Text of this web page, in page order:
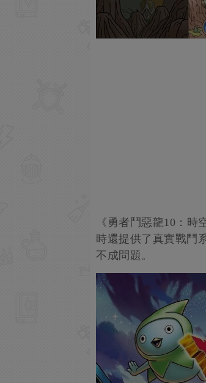
《勇者鬥惡龍10：
時還提供了真實戰鬥
不成問題。